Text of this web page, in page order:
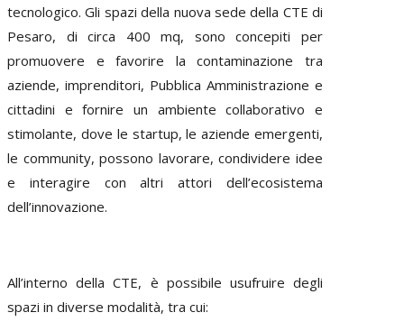
tecnologico. Gli spazi della nuova sede della CTE di
Pesaro, di circa 400 mq, sono concepiti per
promuovere e favorire la contaminazione tra
aziende, imprenditori, Pubblica Amministrazione e
cittadini e fornire un ambiente collaborativo e
stimolante, dove le startup, le aziende emergenti,
le community, possono lavorare, condividere idee
e interagire con altri attori dell’ecosistema
dell’innovazione.
All’interno della CTE, è possibile usufruire degli
spazi in diverse modalità, tra cui: